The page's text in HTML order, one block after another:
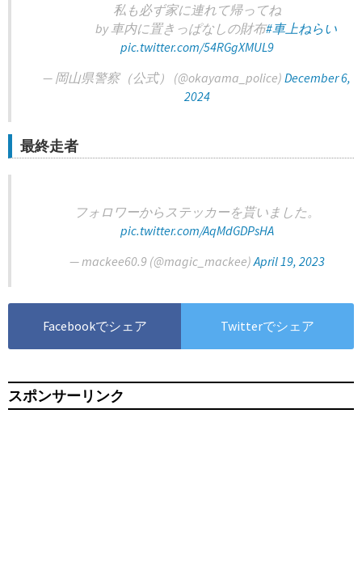
私も必ず家に連れて帰ってね
by 車内に置きっぱなしの財布#車上ねらい
pic.twitter.com/54RGgXMUL9
— 岡山県警察（公式） (@okayama_police) December 6,
2024
最終走者
フォロワーからステッカーを貰いました。
pic.twitter.com/AqMdGDPsHA
— mackee60.9 (@magic_mackee)April 19, 2023
Facebookでシェア Twitterでシェア
スポンサーリンク